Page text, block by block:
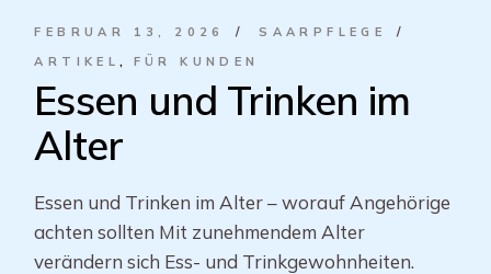
FEBRUAR 13, 2026
SAARPFLEGE
ARTIKEL
FÜR KUNDEN
Essen und Trinken im
Alter
Essen und Trinken im Alter – worauf Angehörige
achten sollten Mit zunehmendem Alter
verändern sich Ess- und Trinkgewohnheiten.